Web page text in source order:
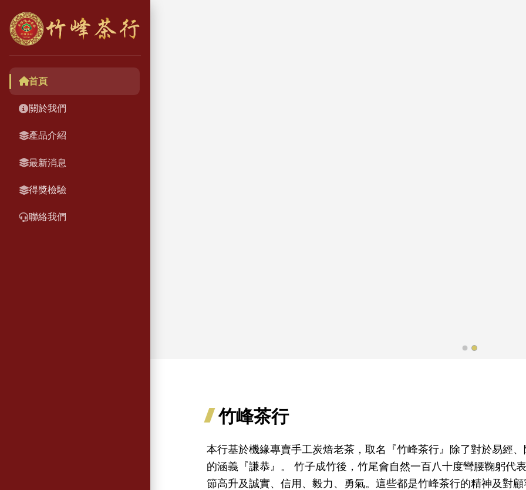
首頁
關於我們
產品介紹
最新消息
得獎檢驗
聯絡我們
竹峰茶行
本行基於機緣專賣手工炭焙老茶，取名『竹峰茶行』除了對於易經
的涵義『謙恭』。 竹子成竹後，竹尾會自然一百八十度彎腰鞠躬代
節高升及誠實、信用、毅力、勇氣。這些都是竹峰茶行的精神及對